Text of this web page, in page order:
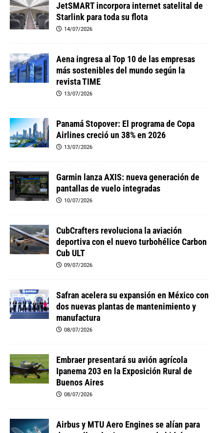
JetSMART incorpora internet satelital de
Starlink para toda su flota
14/07/2026
Aena ingresa al Top 10 de las empresas
más sostenibles del mundo según la
revista TIME
13/07/2026
Panamá Stopover: El programa de Copa
Airlines creció un 38% en 2026
13/07/2026
Garmin lanza AXIS: nueva generación de
pantallas de vuelo integradas
10/07/2026
CubCrafters revoluciona la aviación
deportiva con el nuevo turbohélice Carbon
Cub ULT
09/07/2026
Safran acelera su expansión en México con
dos nuevas plantas de mantenimiento y
manufactura
08/07/2026
Embraer presentará su avión agrícola
Ipanema 203 en la Exposición Rural de
Buenos Aires
08/07/2026
Airbus y MTU Aero Engines se alían para